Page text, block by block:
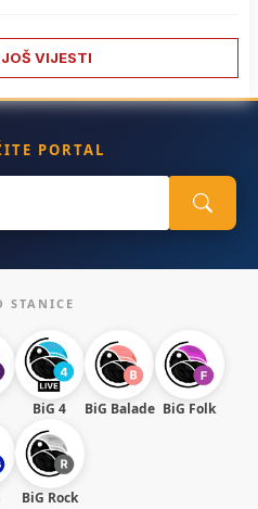
VIJESTI
PORTAL
STANICE
BiG 4 BiG Balade BiG Folk
BiG Rock